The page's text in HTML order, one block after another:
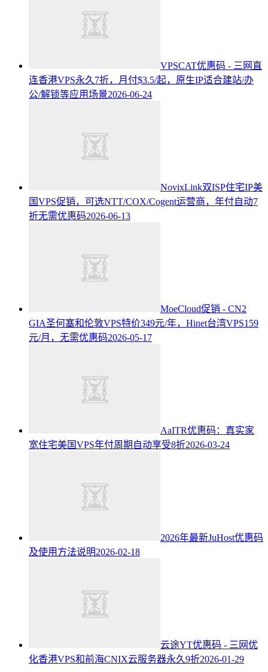
VPSCAT优惠码 - 三网直
连香港VPS永久7折，月付$3.5/起，原生IP适合建站/办
公/解锁等应用场景2026-06-24
NovixLink双ISP住宅IP美
国VPS促销，可选NTT/COX/Cogent运营商，年付自动7
折无需优惠码2026-06-13
MoeCloud促销 - CN2
GIA圣何塞和伦敦VPS特价349元/年，Hinet台湾VPS159
元/月，无需优惠码2026-05-17
AaITR优惠码：真实家
宽住宅美国VPS年付周期自动享受8折2026-03-24
2026年最新JuHost优惠码
及使用方法说明2026-02-18
云途YT优惠码 - 三网优
化香港VPS和前海CNIX云服务器永久9折2026-01-29